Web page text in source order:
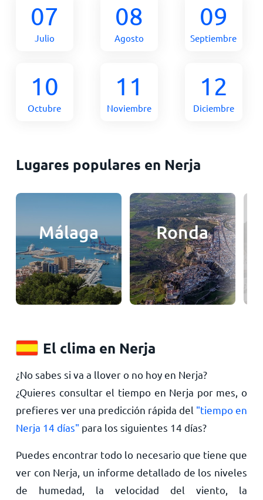
07
Julio
08
Agosto
09
Septiembre
10
Octubre
11
Noviembre
12
Diciembre
Lugares populares en Nerja
Málaga Ronda
El clima en Nerja
¿No sabes si va a llover o no hoy en Nerja?
¿Quieres consultar el tiempo en Nerja por mes, o
prefieres ver una predicción rápida del "tiempo en
Nerja 14 días" para los siguientes 14 días?
Puedes encontrar todo lo necesario que tiene que
ver con Nerja, un informe detallado de los niveles
de humedad, la velocidad del viento, la